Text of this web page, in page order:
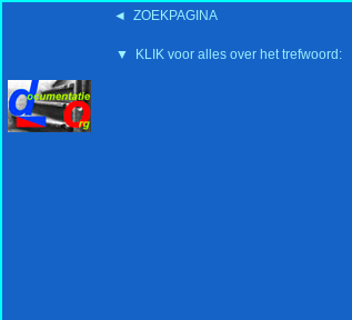
◄ ZOEKPAGINA
▼ KLIK voor alles over het trefwoord:
'15:19 19-2-2008